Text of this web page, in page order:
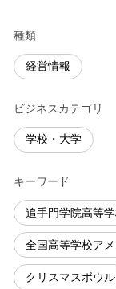
種類
経営情報
ビジネスカテゴリ
学校・大学
キーワード
追手門学院高等
全国高等学校ア
クリスマスボウル